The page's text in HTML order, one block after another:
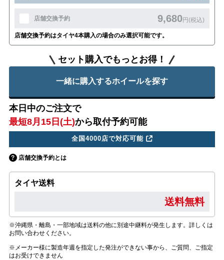
店舗交換予約 9,680円(税込)
店舗交換予約はタイヤ4本購入の場合のみ選択可能です。
セット購入でもっとお得！
一緒に購入するホイールを探す
本日中のご注文で
最短8月15日(土)から取付予約可能
全国4000店で対応可能
店舗交換予約とは
タイヤ送料
送料無料
※沖縄県・離島・一部地域は送料の他に別途中継料が発生します。詳しくは
お問い合わせください。
※メーカー様に製造年週を指定した発注ができない事から、ご質問、ご指定
はお受けできません